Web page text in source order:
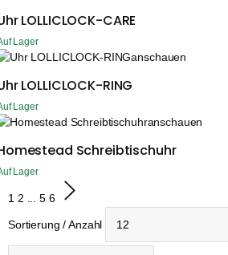
LOLLICLOCK-CARE
Lager
anschauen
LOLLICLOCK-RING
Lager
anschauen
Schreibtischuhr
Lager
1 2 ... 5 6
Sortierung / Anzahl